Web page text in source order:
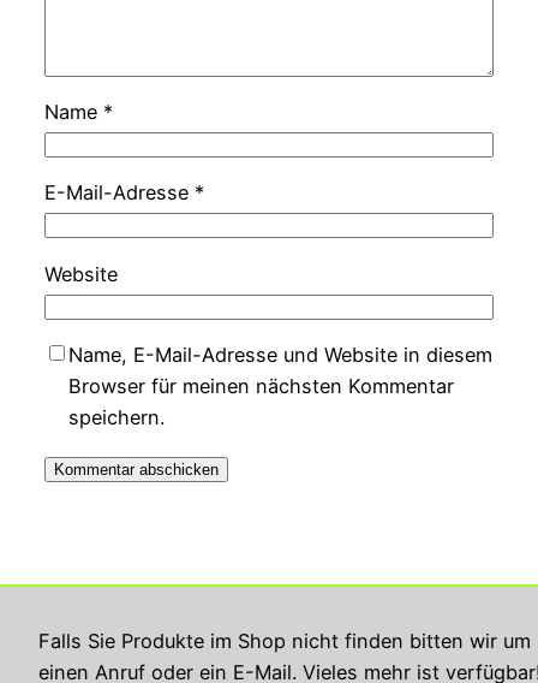
Falls Sie Produkte im Shop nicht finden bitten wir um
einen Anruf oder ein E-Mail. Vieles mehr ist
Name *
E-Mail-Adresse *
Website
Name, E-Mail-Adresse und Website in diesem
Browser für meinen nächsten Kommentar
speichern.